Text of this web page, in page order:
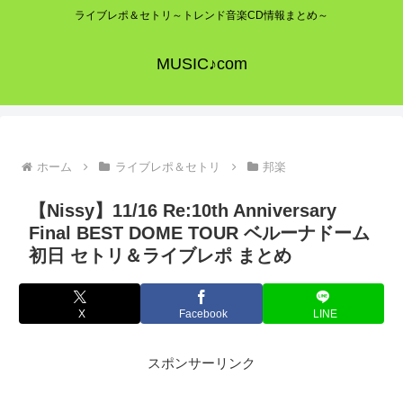
ライブレポ＆セトリ～トレンド音楽CD情報まとめ～
MUSIC♪com
ホーム ライブレポ＆セトリ 邦楽
【Nissy】11/16 Re:10th Anniversary
Final BEST DOME TOUR ベルーナドーム
初日 セトリ＆ライブレポ まとめ
X Facebook LINE
スポンサーリンク